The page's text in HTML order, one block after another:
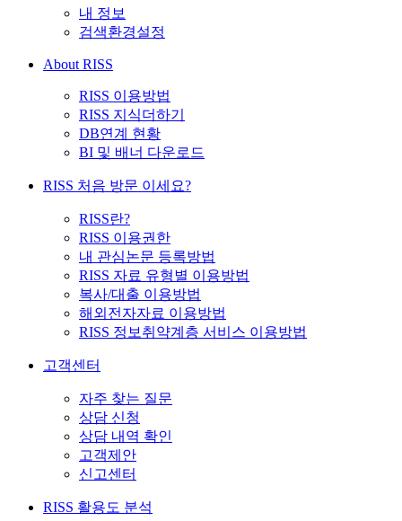
내 정보
검색환경설정
About RISS
RISS 이용방법
RISS 지식더하기
DB연계 현황
BI 및 배너 다운로드
RISS 처음 방문 이세요?
RISS란?
RISS 이용권한
내 관심논문 등록방법
RISS 자료 유형별 이용방법
복사/대출 이용방법
해외전자자료 이용방법
RISS 정보취약계층 서비스 이용방법
고객센터
자주 찾는 질문
상담 신청
상담 내역 확인
고객제안
신고센터
RISS 활용도 분석